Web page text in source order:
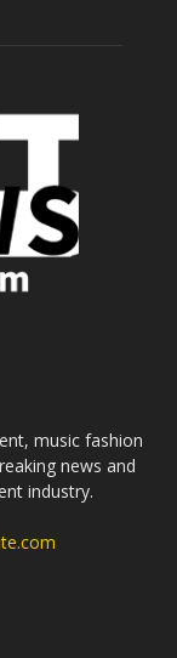
music fashion
news and
industry.